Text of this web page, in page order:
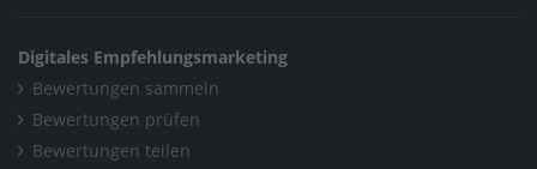
Mechatronik
/ satelliten-antennentechniker.eu
Home /
Digitales Empfehlungsmarketing
Bewertungen sammeln
Bewertungen prüfen
Bewertungen teilen